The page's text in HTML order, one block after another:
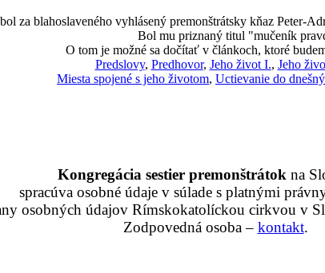
za blahoslaveného vyhlásený premonštrátsky kňaz Peter-
Bol mu priznaný titul "mučeník
O tom je možné sa dočítať v článkoch, ktoré
Predslovy, Predhovor, Jeho život I., Jeho
Miesta spojené s jeho životom, Uctievanie do
Kongregácia sestier premonštrátok na
spracúva osobné údaje v súlade s platnými
osobných údajov Rímskokatolíckou cirkvou v
Zodpovedná osoba – kontakt.